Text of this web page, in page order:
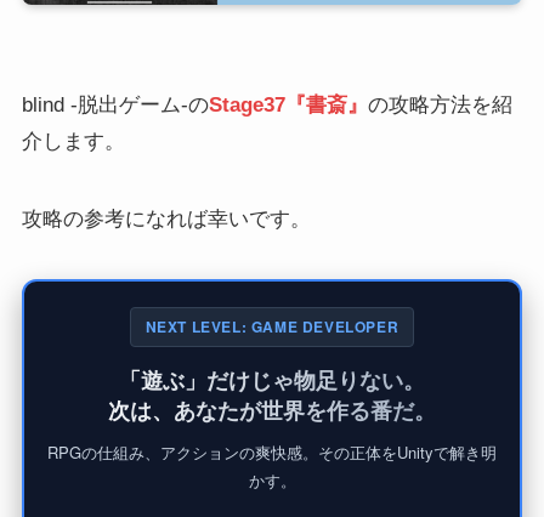
blind -脱出ゲーム-のStage37『書斎』 の攻略方法を紹
介します。
攻略の参考になれば幸いです。
NEXT LEVEL: GAME DEVELOPER
「遊ぶ」だけじゃ物足りない。
次は、あなたが世界を作る番だ。
RPGの仕組み、アクションの爽快感。その正体をUnityで解き明
かす。